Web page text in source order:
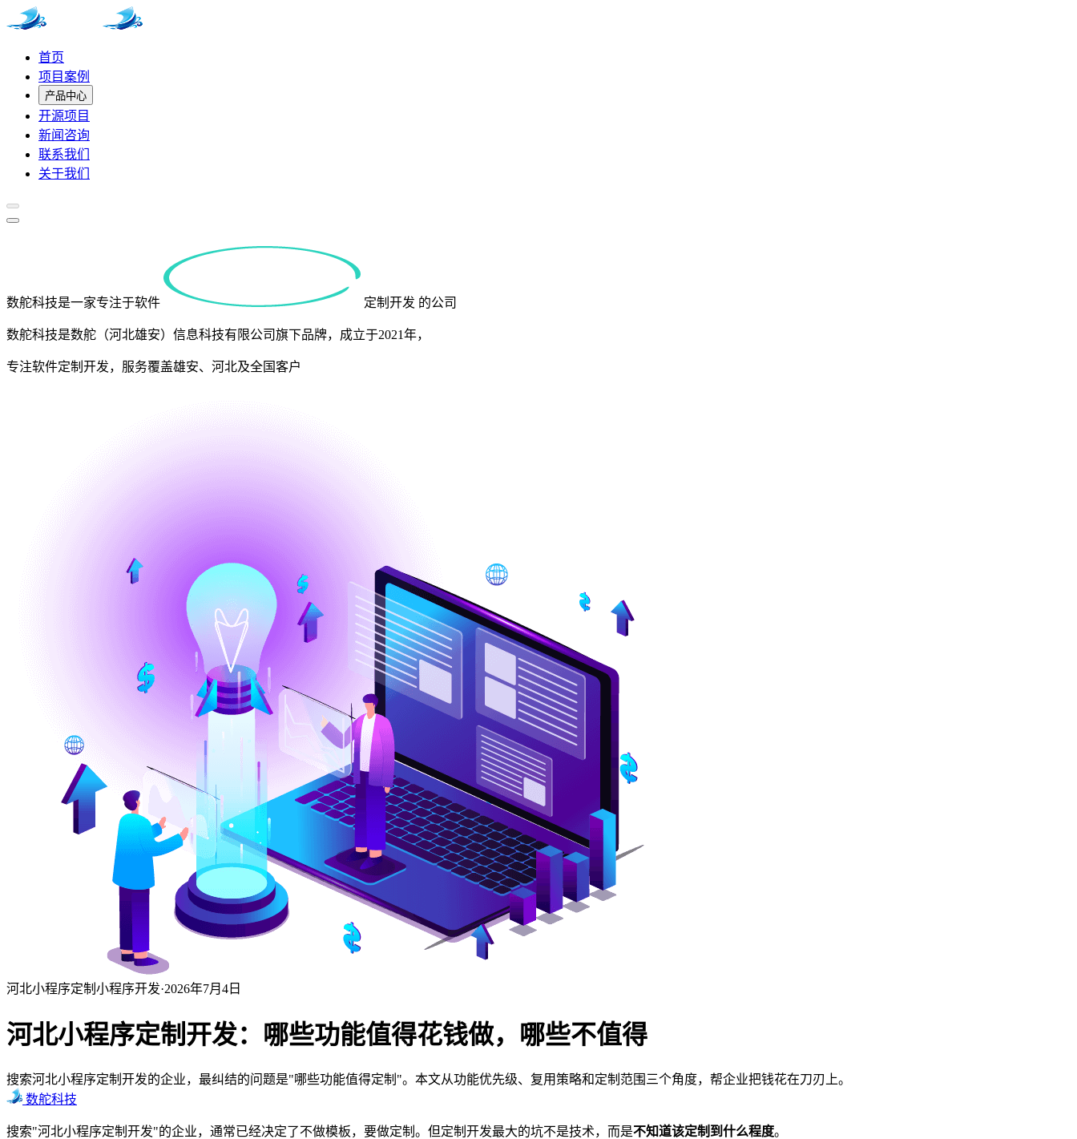
首页
项目案例
产品中心
开源项目
新闻咨询
联系我们
关于我们
数舵科技是一家专注于软件 定制开发 的公司
数舵科技是数舵（河北雄安）信息科技有限公司旗下品牌，成立于2021年，
专注软件定制开发，服务覆盖雄安、河北及全国客户
河北小程序定制 小程序开发·2026年7月4日
河北小程序定制开发：哪些功能值得花钱做，哪些不值得
搜索河北小程序定制开发的企业，最纠结的问题是"哪些功能值得定制"。本文从功能优先级、复用策略和定制范围三个角度，帮企业把钱花在刀刃上。
数舵科技
搜索"河北小程序定制开发"的企业，通常已经决定了不做模板，要做定制。但定制开发最大的坑不是技术，而是不知道该定制到什么程度。